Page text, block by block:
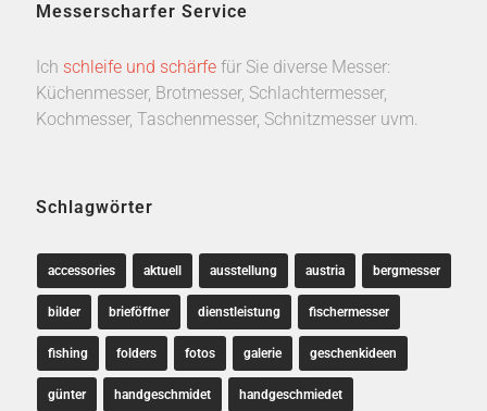
Messerscharfer Service
Ich schleife und schärfefür Sie diverse Messer:
Küchenmesser, Brotmesser, Schlachtermesser,
Kochmesser, Taschenmesser, Schnitzmesser uvm.
Schlagwörter
accessories aktuell ausstellung austria bergmesser
bilder brieföffner dienstleistung fischermesser
fishing folders fotos galerie geschenkideen
günter handgeschmidet handgeschmiedet